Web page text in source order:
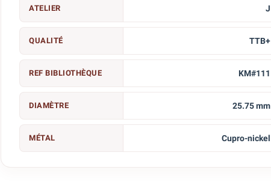
ATELIER J
QUALITÉ TTB+
REF BIBLIOTHÈQUE KM#111
DIAMÈTRE 25.75 mm
MÉTAL Cupro-nickel